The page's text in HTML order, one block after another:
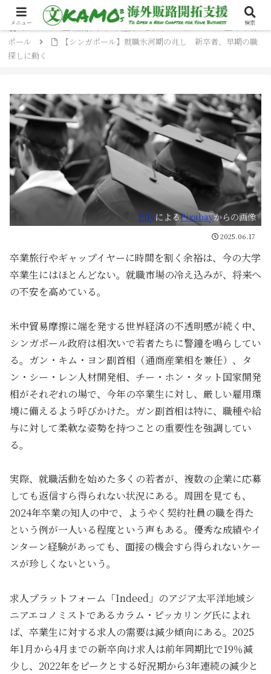
ホーム 東南アジアの経済・ビジネスニュース
シンガ
ポール
【シンガポール】就職氷河期の兆し 新卒者、早期の職
探しに動く
EllyによるPixabayからの画像
2025.06.17
卒業旅行やギャップイヤーに時間を割く余裕は、今の大学
卒業生にはほとんどない。就職市場の冷え込みが、将来へ
の不安を高めている。
米中貿易摩擦に端を発する世界経済の不透明感が続く中、
シンガポール政府は相次いで若者たちに警鐘を鳴らしてい
る。ガン・キム・ヨン副首相（通商産業相を兼任）、タ
ン・シー・レン人材開発相、チー・ホン・タット国家開発
相がそれぞれの場で、今年の卒業生に対し、厳しい雇用環
境に備えるよう呼びかけた。ガン副首相は特に、職種や給
与に対して柔軟な姿勢を持つことの重要性を強調してい
る。
実際、就職活動を始めた多くの若者が、複数の企業に応募
しても返信すら得られない状況にある。周囲を見ても、
2024年卒業の知人の中で、ようやく契約社員の職を得た
という例が一人いる程度という声もある。優秀な成績やイ
ンターン経験があっても、面接の機会すら得られないケー
スが珍しくないという。
求人プラットフォーム「Indeed」のアジア太平洋地域シ
ニアエコノミストであるカラム・ピッカリング氏によれ
ば、卒業生に対する求人の需要は減少傾向にある。2025
年1月から4月までの新卒向け求人は前年同期比で19％減
少し、2022年をピークとする好況期から3年連続の減少と
メニュー 検索